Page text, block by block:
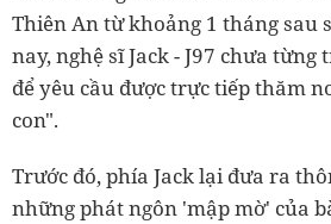
Thiên An từ khoảng 1 tháng sau
nay, nghệ sĩ Jack - J97 chưa từng
để yêu cầu được trực tiếp thăm
con".
Trước đó, phía Jack lại đưa ra
những phát ngôn 'mập mờ' của